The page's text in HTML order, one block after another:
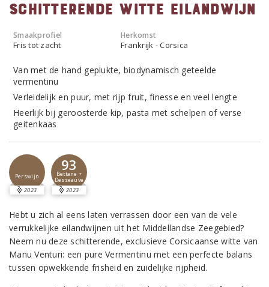
Schitterende witte eilandwijn
Smaakprofiel
Fris tot zacht
Herkomst
Frankrijk - Corsica
Van met de hand geplukte, biodynamisch geteelde
vermentinu
Verleidelijk en puur, met rijp fruit, finesse en veel lengte
Heerlijk bij geroosterde kip, pasta met schelpen of verse
geitenkaas
Perswijn
2023
93
Bettane +
Desseauve
2023
Hebt u zich al eens laten verrassen door een van de vele
verrukkelijke eilandwijnen uit het Middellandse Zeegebied?
Neem nu deze schitterende, exclusieve Corsicaanse witte van
Manu Venturi: een pure Vermentinu met een perfecte balans
tussen opwekkende frisheid en zuidelijke rijpheid.